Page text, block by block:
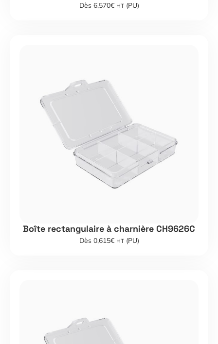
Dès 6,570€ HT(PU)
Boîte rectangulaire à charnière CH9626C
Dès 0,615€ HT(PU)